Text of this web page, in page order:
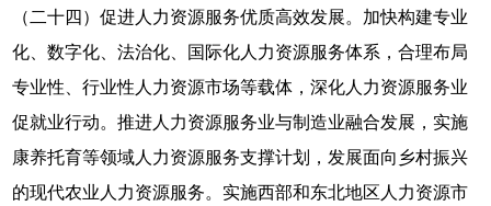
（二十四）促进人力资源服务优质高效发展。加快构建专业
化、数字化、法治化、国际化人力资源服务体系，合理布局
专业性、行业性人力资源市场等载体，深化人力资源服务业
促就业行动。推进人力资源服务业与制造业融合发展，实施
康养托育等领域人力资源服务支撑计划，发展面向乡村振兴
的现代农业人力资源服务。实施西部和东北地区人力资源市